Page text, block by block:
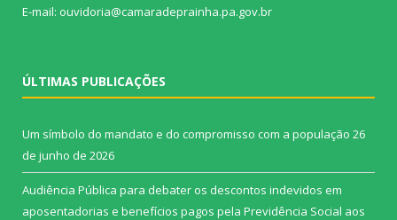
E-mail: ouvidoria@camaradeprainha.pa.gov.br
ÚLTIMAS PUBLICAÇÕES
Um símbolo do mandato e do compromisso com a população 26
de junho de 2026
Audiência Pública para debater os descontos indevidos em
aposentadorias e benefícios pagos pela Previdência Social aos